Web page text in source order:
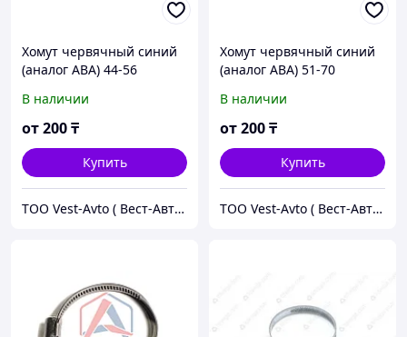
Хомут червячный синий
(аналог ABA) 44-56
В наличии
от200₸
Купить
ТОО Vest-Avto ( Вест-Авто )
Хомут червячный синий
(аналог ABA) 51-70
В наличии
от200₸
Купить
ТОО Vest-Avto ( Вест-Авто )